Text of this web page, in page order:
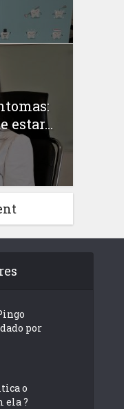
estar...
por
o
ela ?